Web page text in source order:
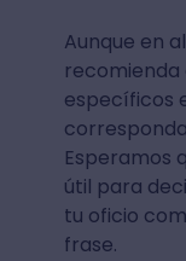
Aunque en
recomienda
específicos
Esperamos
útil para
tu oficio
frase.